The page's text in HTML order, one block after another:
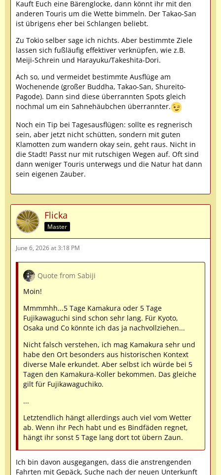
Kauft Euch eine Bärenglocke, dann könnt ihr mit den
anderen Touris um die Wette bimmeln. Der Takao-San
ist übrigens eher bei Schlangen beliebt.
Zu Tokio selber sage ich nichts. Aber bestimmte Ziele
lassen sich fußläufig effektiver verknüpfen, wie z.B.
Meiji-Schrein und Harayuku/Takeshita-Dori.
Ach so, und vermeidet bestimmte Ausflüge am
Wochenende (großer Buddha, Takao-San, Shureito-
Pagode). Dann sind diese überrannten Spots gleich
nochmal um ein Sahnehäubchen überrannter.
Noch ein Tip bei Tagesausflügen: sollte es regnerisch
sein, aber jetzt nicht schütten, sondern mit guten
Klamotten zum wandern okay sein, geht raus. Nicht in
die Stadt! Passt nur mit rutschigen Wegen auf. Oft sind
dann weniger Touris unterwegs und die Natur hat dann
sein eigenen Zauber.
Flicka
Master
June 6, 2026 at 3:18 PM
Quote from Sabiji
Moin!
Mmmmhh...5 Tage Kamakura oder 5 Tage
Fujikawaguchi sind schon sehr lang. Für Kyoto,
Osaka und Co könnte ich das ja nachvollziehen...
Nicht falsch verstehen, ich mag Kamakura sehr und
habe den Ort besonders aus historischen Kontext
diverse Male erkundet. Aber selbst ich würde bei 5
Tagen den Kamakura-Koller bekommen. Das gleiche
gilt für Fujikawaguchiko.
...
Letztendlich hängt allerdings auch viel vom Wetter
ab. Wenn ihr Pech habt und es Bindfäden regnet,
hängt ihr sonst 5 Tage lang dort tot übern Zaun.
Ich bin davon ausgegangen, dass die anstrengenden
Fahrten mit Gepäck, Suche nach der neuen Unterkunft